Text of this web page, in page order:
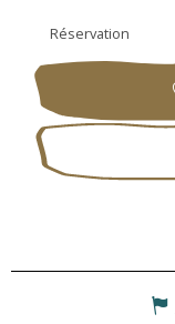
Réservation